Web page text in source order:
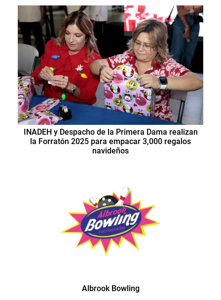
INADEH y Despacho de la Primera Dama realizan
la Forratón 2025 para empacar 3,000 regalos
navideños
Albrook Bowling